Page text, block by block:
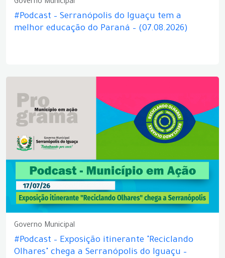
Governo Municipal
#Podcast – Serranópolis do Iguaçu tem a
melhor educação do Paraná – (07.08.2026)
Governo Municipal
#Podcast – Exposição itinerante "Reciclando
Olhares" chega a Serranópolis do Iguaçu –